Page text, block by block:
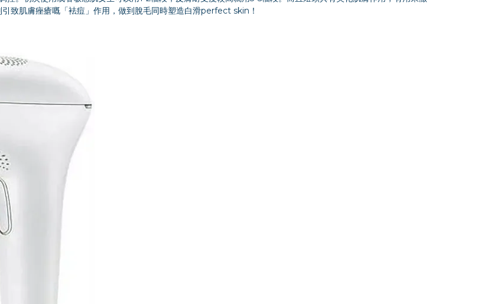
致肌膚痤瘡嘅「袪痘」作用，做到脫毛同時塑造白滑perfect skin！